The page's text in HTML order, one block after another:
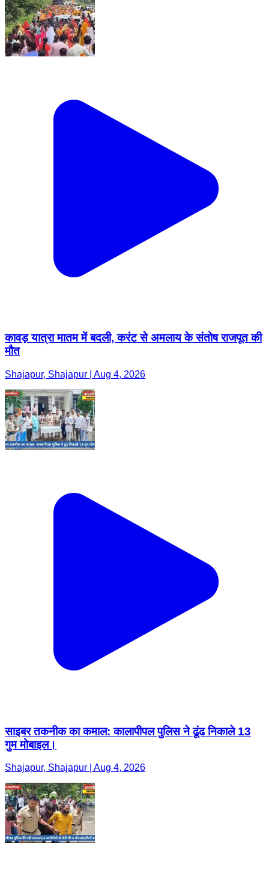
कावड़ यात्रा मातम में बदली, करंट से अमलाय के संतोष राजपूत की
मौत
Shajapur, Shajapur | Aug 4, 2026
साइबर तकनीक का कमाल: कालापीपल पुलिस ने ढूंढ निकाले 13
गुम मोबाइल।
Shajapur, Shajapur | Aug 4, 2026